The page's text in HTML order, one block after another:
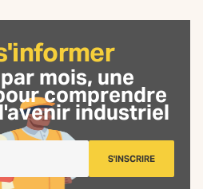
mois, une
comprendre
industriel
S'INSCRIRE